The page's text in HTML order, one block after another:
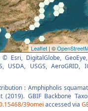
Esri, DigitalGlobe,
USDA, USGS,
: Amphipholis
(2019). GBIF Backbone
39omei accessed via